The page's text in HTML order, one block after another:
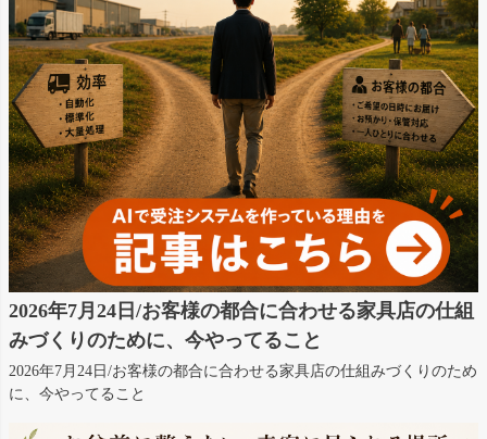
2026年7月24日/お客様の都合に合わせる家具店の仕組
みづくりのために、今やってること
2026年7月24日/お客様の都合に合わせる家具店の仕組みづくりのため
に、今やってること